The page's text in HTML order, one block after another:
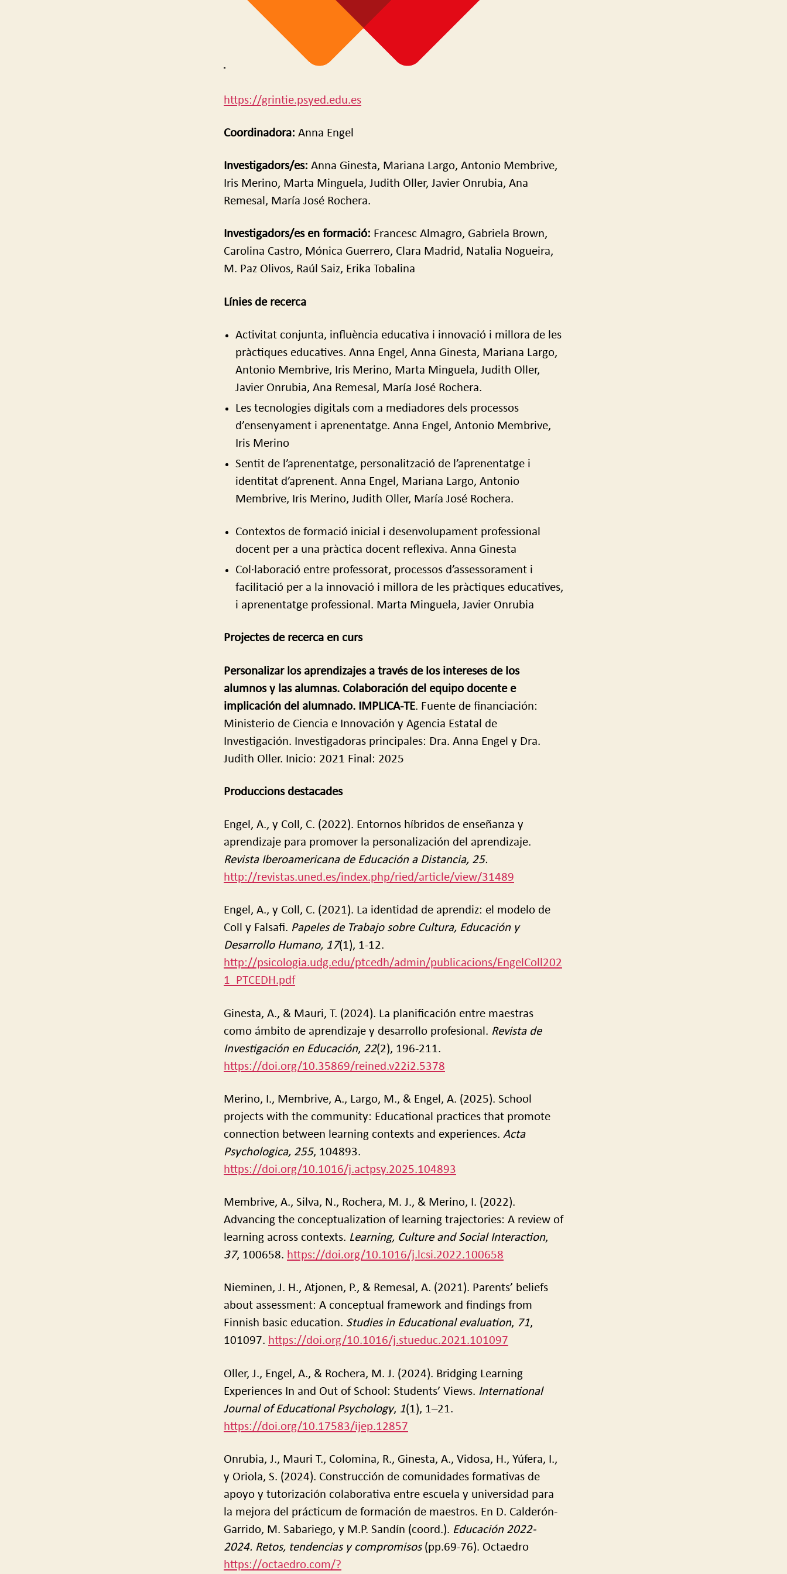
https://grintie.psyed.edu.es
Coordinadora: Anna Engel
Investigadors/es: Anna Ginesta, Mariana Largo, Antonio Membrive,
Iris Merino, Marta Minguela, Judith Oller, Javier Onrubia, Ana
Remesal, María José Rochera.
Investigadors/es en formació: Francesc Almagro, Gabriela Brown,
Carolina Castro, Mónica Guerrero, Clara Madrid, Natalia Nogueira,
M. Paz Olivos, Raúl Saiz, Erika Tobalina
Línies de recerca
Activitat conjunta, influència educativa i innovació i millora de les
pràctiques educatives. Anna Engel, Anna Ginesta, Mariana Largo,
Antonio Membrive, Iris Merino, Marta Minguela, Judith Oller,
Javier Onrubia, Ana Remesal, María José Rochera.
Les tecnologies digitals com a mediadores dels processos
d’ensenyament i aprenentatge. Anna Engel, Antonio Membrive,
Iris Merino
Sentit de l’aprenentatge, personalització de l’aprenentatge i
identitat d’aprenent. Anna Engel, Mariana Largo, Antonio
Membrive, Iris Merino, Judith Oller, María José Rochera.
Contextos de formació inicial i desenvolupament professional
docent per a una pràctica docent reflexiva. Anna Ginesta
Col·laboració entre professorat, processos d’assessorament i
facilitació per a la innovació i millora de les pràctiques educatives,
i aprenentatge professional. Marta Minguela, Javier Onrubia
Projectes de recerca en curs
Personalizar los aprendizajes a través de los intereses de los
alumnos y las alumnas. Colaboración del equipo docente e
implicación del alumnado. IMPLICA-TE. Fuente de financiación:
Ministerio de Ciencia e Innovación y Agencia Estatal de
Investigación. Investigadoras principales: Dra. Anna Engel y Dra.
Judith Oller. Inicio: 2021 Final: 2025
Produccions destacades
Engel, A., y Coll, C. (2022). Entornos híbridos de enseñanza y
aprendizaje para promover la personalización del aprendizaje.
Revista Iberoamericana de Educación a Distancia, 25.
http://revistas.uned.es/index.php/ried/article/view/31489
Engel, A., y Coll, C. (2021). La identidad de aprendiz: el modelo de
Coll y Falsafi. Papeles de Trabajo sobre Cultura, Educación y
Desarrollo Humano, 17(1), 1-12.
http://psicologia.udg.edu/ptcedh/admin/publicacions/EngelColl202
1_PTCEDH.pdf
Ginesta, A., & Mauri, T. (2024). La planificación entre maestras
como ámbito de aprendizaje y desarrollo profesional. Revista de
Investigación en Educación, 22(2), 196-211.
https://doi.org/10.35869/reined.v22i2.5378
Merino, I., Membrive, A., Largo, M., & Engel, A. (2025). School
projects with the community: Educational practices that promote
connection between learning contexts and experiences. Acta
Psychologica, 255, 104893.
https://doi.org/10.1016/j.actpsy.2025.104893
Membrive, A., Silva, N., Rochera, M. J., & Merino, I. (2022).
Advancing the conceptualization of learning trajectories: A review of
learning across contexts. Learning, Culture and Social Interaction,
37, 100658. https://doi.org/10.1016/j.lcsi.2022.100658
Nieminen, J. H., Atjonen, P., & Remesal, A. (2021). Parents’ beliefs
about assessment: A conceptual framework and findings from
Finnish basic education. Studies in Educational evaluation, 71,
101097. https://doi.org/10.1016/j.stueduc.2021.101097
Oller, J., Engel, A., & Rochera, M. J. (2024). Bridging Learning
Experiences In and Out of School: Students’ Views. International
Journal of Educational Psychology, 1(1), 1–21.
https://doi.org/10.17583/ijep.12857
Onrubia, J., Mauri T., Colomina, R., Ginesta, A., Vidosa, H., Yúfera, I.,
y Oriola, S. (2024). Construcción de comunidades formativas de
apoyo y tutorización colaborativa entre escuela y universidad para
la mejora del prácticum de formación de maestros. En D. Calderón-
Garrido, M. Sabariego, y M.P. Sandín (coord.). Educación 2022-
2024. Retos, tendencias y compromisos (pp.69-76). Octaedro
https://octaedro.com/?